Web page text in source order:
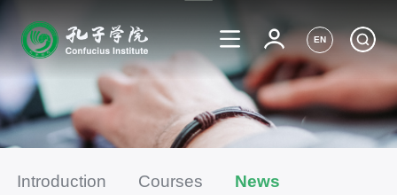
EN
Introduction Courses News